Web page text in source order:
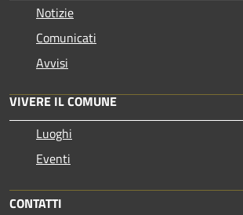
Notizie
Comunicati
Avvisi
VIVERE IL COMUNE
Luoghi
Eventi
CONTATTI